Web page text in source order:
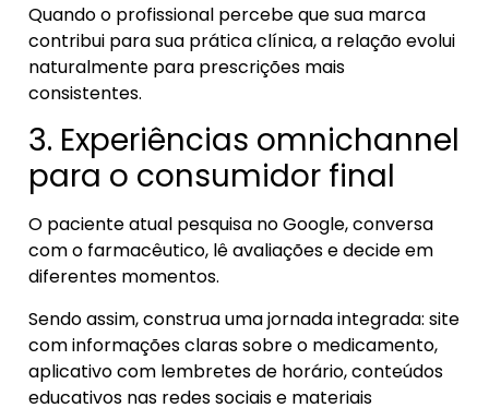
Quando o profissional percebe que sua marca
contribui para sua prática clínica, a relação evolui
naturalmente para prescrições mais
consistentes.
3. Experiências omnichannel
para o consumidor final
O paciente atual pesquisa no Google, conversa
com o farmacêutico, lê avaliações e decide em
diferentes momentos.
Sendo assim, construa uma jornada integrada: site
com informações claras sobre o medicamento,
aplicativo com lembretes de horário, conteúdos
educativos nas redes sociais e materiais